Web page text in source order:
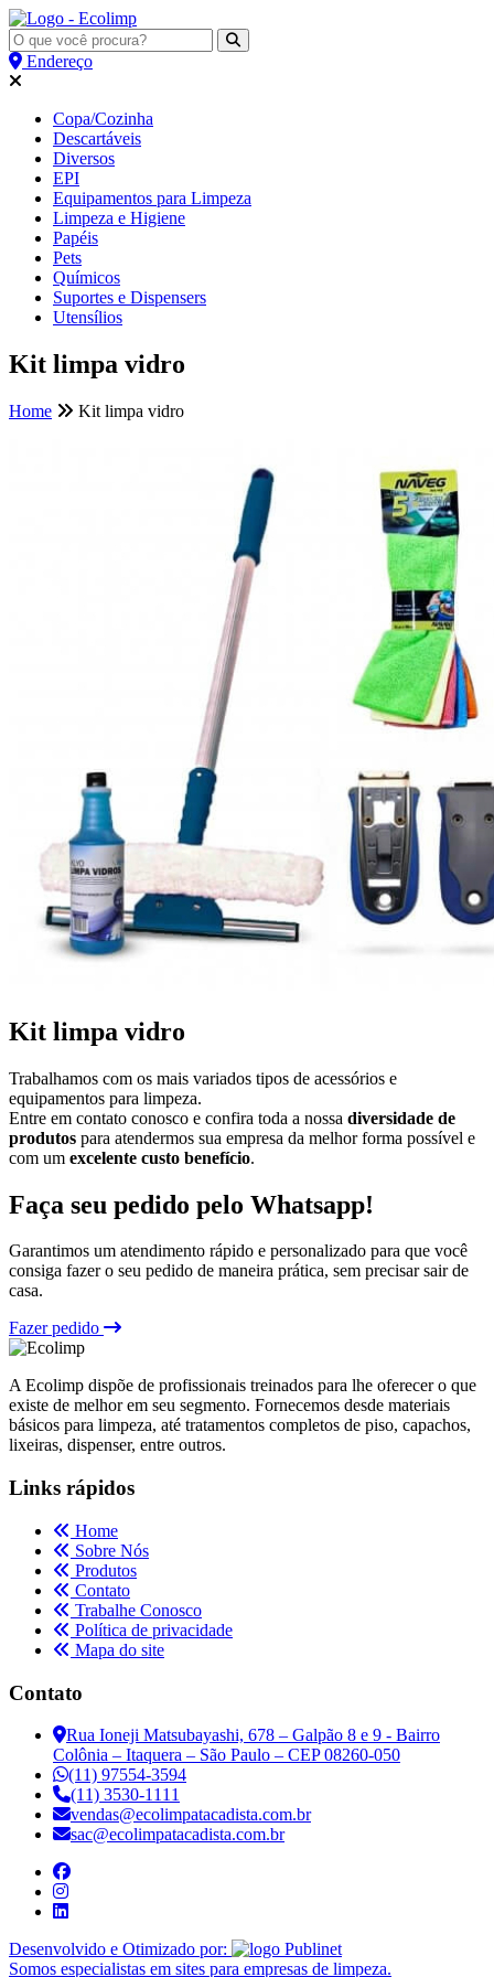
Endereço
Copa/Cozinha
Descartáveis
Diversos
EPI
Equipamentos para Limpeza
Limpeza e Higiene
Papéis
Pets
Químicos
Suportes e Dispensers
Utensílios
Kit limpa vidro
Home Kit limpa vidro
Kit limpa vidro
Trabalhamos com os mais variados tipos de acessórios e
equipamentos para limpeza.
Entre em contato conosco e confira toda a nossa diversidade de
produtos para atendermos sua empresa da melhor forma possível e
com um excelente custo benefício.
Faça seu pedido pelo Whatsapp!
Garantimos um atendimento rápido e personalizado para que você
consiga fazer o seu pedido de maneira prática, sem precisar sair de
casa.
Fazer pedido
A Ecolimp dispõe de profissionais treinados para lhe oferecer o que
existe de melhor em seu segmento. Fornecemos desde materiais
básicos para limpeza, até tratamentos completos de piso, capachos,
lixeiras, dispenser, entre outros.
Links rápidos
Home
Sobre Nós
Produtos
Contato
Trabalhe Conosco
Política de privacidade
Mapa do site
Contato
Rua Ioneji Matsubayashi, 678 – Galpão 8 e 9 - Bairro
Colônia – Itaquera – São Paulo – CEP 08260-050
(11) 97554-3594
(11) 3530-1111
vendas@ecolimpatacadista.com.br
sac@ecolimpatacadista.com.br
Desenvolvido e Otimizado por:
Somos especialistas em sites para empresas de limpeza.